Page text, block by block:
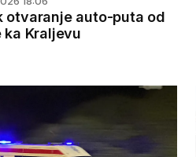
otvaranje auto-puta od
ka Kraljevu